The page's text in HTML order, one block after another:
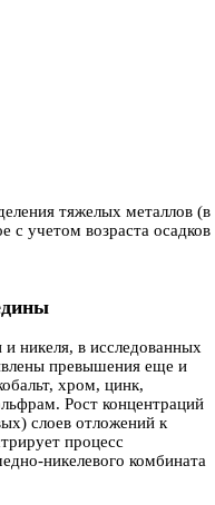
тяжелых металлов
с учетом возраста осадков
никеля, в исследованных
превышения еще и
хром, цинк,
Рост концентраций
слоев отложений к
процесс
никелевого комбината